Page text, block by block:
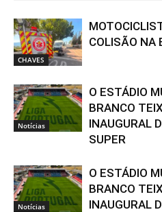
CHAVES
COLISÃO NA
Notícias
O ESTÁDIO
BRANCO
INAUGURAL
SUPER
Notícias
O ESTÁDIO
BRANCO
INAUGURAL